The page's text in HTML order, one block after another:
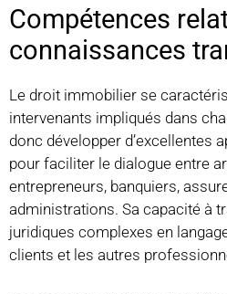
Compétences
connaissances
Le droit immobilier se
intervenants impliqués dans
donc développer d’excellentes
pour faciliter le dialogue entre
entrepreneurs, banquiers,
administrations. Sa capacité à
juridiques complexes en
clients et les autres